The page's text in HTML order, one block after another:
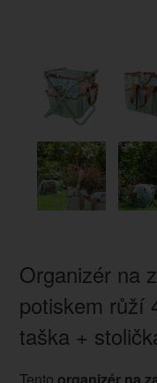
Organizér na
potiskem růží
taška +
Tento organizér na